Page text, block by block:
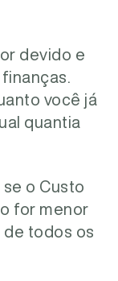
devido e
você já
quantia
o Custo
for menor
de todos os